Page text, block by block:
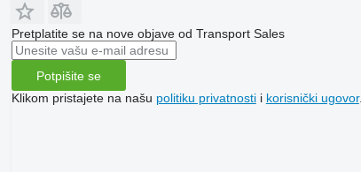
Pretplatite se na nove objave od Transport Sales
Potpišite se
Klikom pristajete na našu politiku privatnostii korisnički ugovor.